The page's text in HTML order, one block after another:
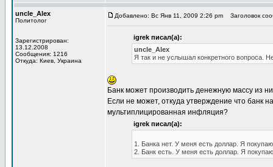
uncle_Alex
Политолог
Зарегистрирован:
13.12.2008
Сообщения: 1216
Откуда: Киев, Украина
Добавлено: Вс Янв 11, 2009 2:26 pm Заголовок
igrek писал(а):
uncle_Alex
Я так и не услышал конкретного вопроса.
Банк может производить денежную массу из
Если не может, откуда утверждение что банк
мультиплицированная инфляция?
igrek писал(а):
1. Банка нет. У меня есть доллар. Я
2. Банк есть. У меня есть доллар. Я